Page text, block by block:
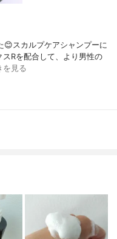
😊スカルプケアシャンプーに
Rを配合して、より男性の
を見る